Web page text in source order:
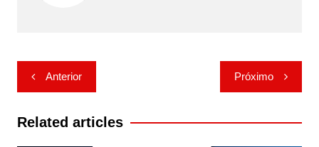
Navegação
de
Post
Anterior Próximo
Related articles